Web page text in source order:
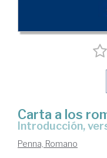
Carta a los
introducción,
Penna, Romano